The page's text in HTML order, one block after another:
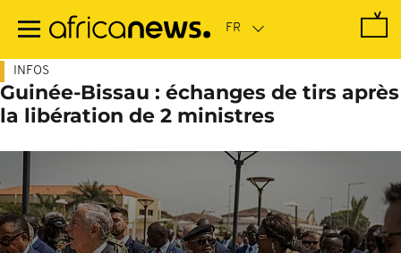
contenu
INFOS
Guinée-Bissau : échanges de tirs après
la libération de 2 ministres